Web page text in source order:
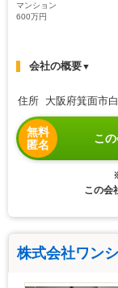
マンション
600万円
会社の概要▼
住所 大阪府箕面市
無料
匿名
こ
この会
株式会社ワン